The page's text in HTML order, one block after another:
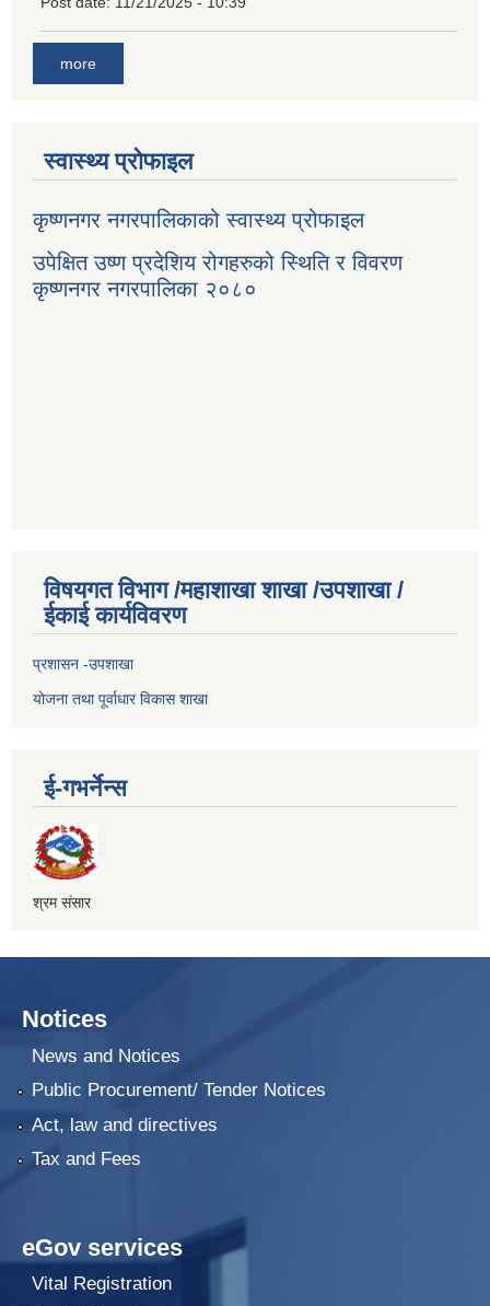
more
स्वास्थ्य प्रोफाइल
कृष्णनगर नगरपालिकाको स्वास्थ्य प्रोफाइल
उपेक्षित उष्ण प्रदेशिय रोगहरुको स्थिति र विवरण
कृष्णनगर नगरपालिका २०८०
विषयगत विभाग /महाशाखा शाखा /उपशाखा /
ईकाई कार्यविवरण
प्रशासन -उपशाखा
योजना तथा पूर्वाधार विकास शाखा
ई-गभर्नेन्स
श्रम संसार
Notices
News and Notices
Public Procurement/ Tender Notices
Act, law and directives
Tax and Fees
eGov services
Vital Registration